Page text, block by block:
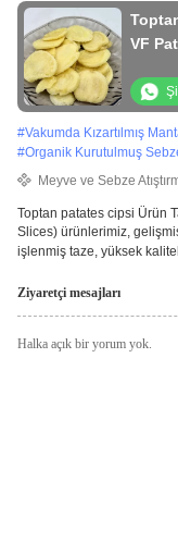
VF
#Vakumda Kızartılmış
#Organik Kurutulmuş
Meyve ve Sebze
Toptan patates cipsi Ürün
Slices) ürünlerimiz,
işlenmiş taze, yüksek
Ziyaretçi mesajları
Halka açık bir yorum yok.